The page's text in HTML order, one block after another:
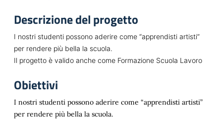
Descrizione del progetto
I nostri studenti possono aderire come “apprendisti artisti”
per rendere più bella la scuola.
Il progetto è valido anche come Formazione Scuola Lavoro
Obiettivi
I nostri studenti possono aderire come “apprendisti artisti”
per rendere più bella la scuola.